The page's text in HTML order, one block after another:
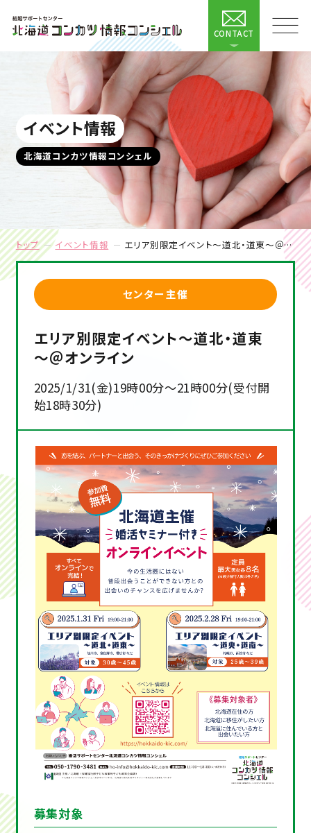
CONTACT
イベント情報
北海道コンカツ情報コンシェル
トップ イベント情報 エリア別限定イベント～道北・道東～＠オンライン
センター主催
エリア別限定イベント～道北・道東
～＠オンライン
2025/1/31(金)19時00分～21時00分(受付開
始18時30分)
募集対象